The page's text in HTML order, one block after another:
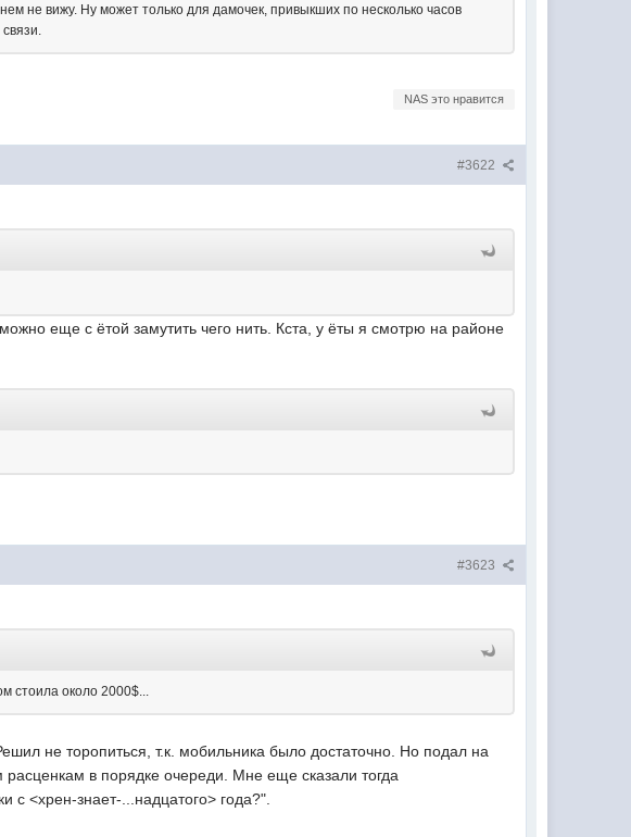
не вижу. Ну может только для дамочек, привыкших по несколько часов
NAS это нравится
#3622
можно еще с ётой замутить чего нить. Кста, у ёты я смотрю на районе
#3623
стоила около 2000$...
не торопиться, т.к. мобильника было достаточно. Но подал на
в порядке очереди. Мне еще сказали тогда
с <хрен-знает-...надцатого> года?".